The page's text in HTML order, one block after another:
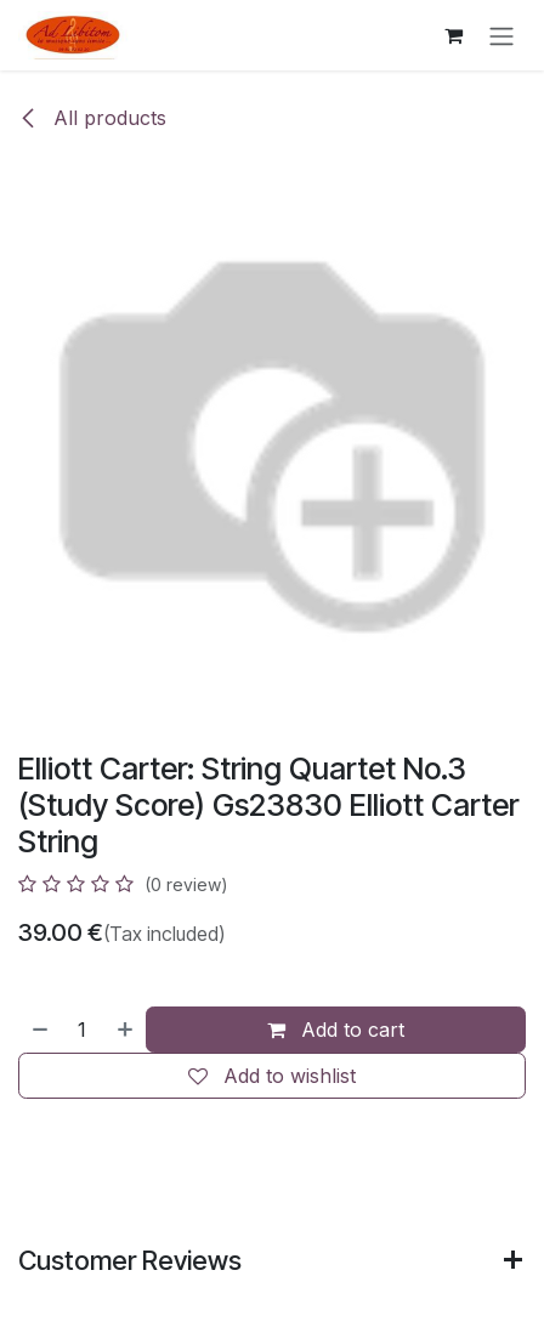
Skip to Content
All products
Elliott Carter: String Quartet No.3
(Study Score) Gs23830 Elliott Carter
String
(0 review)
39.00 €(Tax included)
Add to cart
Add to wishlist
Customer Reviews